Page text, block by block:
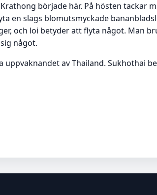
började här. På hösten tackar
en slags blomutsmyckade
och loi betyder att flyta något. Man
något.
av Thailand. Sukhothai